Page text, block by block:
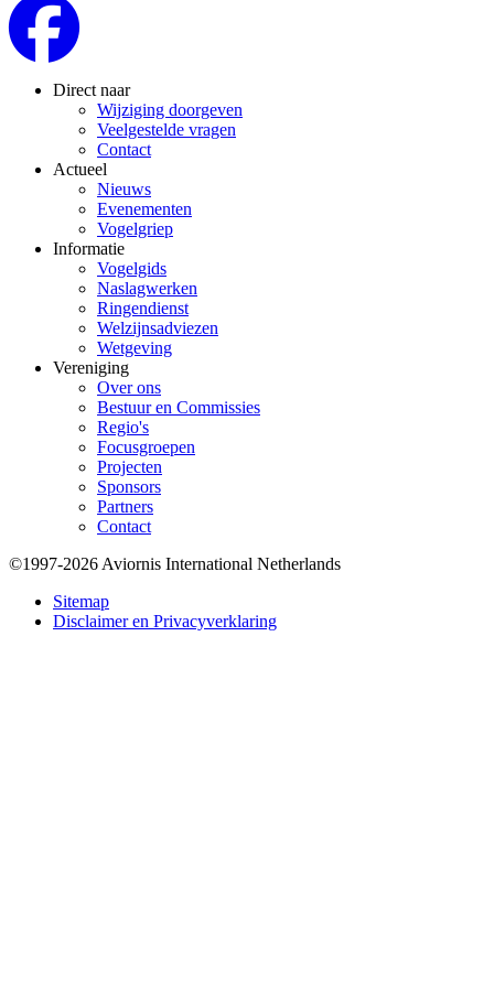
Direct naar
Wijziging doorgeven
Veelgestelde vragen
Contact
Actueel
Nieuws
Evenementen
Vogelgriep
Informatie
Vogelgids
Naslagwerken
Ringendienst
Welzijnsadviezen
Wetgeving
Vereniging
Over ons
Bestuur en Commissies
Regio's
Focusgroepen
Projecten
Sponsors
Partners
Contact
Bottom
©1997-2026 Aviornis International Netherlands
Sitemap
Disclaimer en Privacyverklaring